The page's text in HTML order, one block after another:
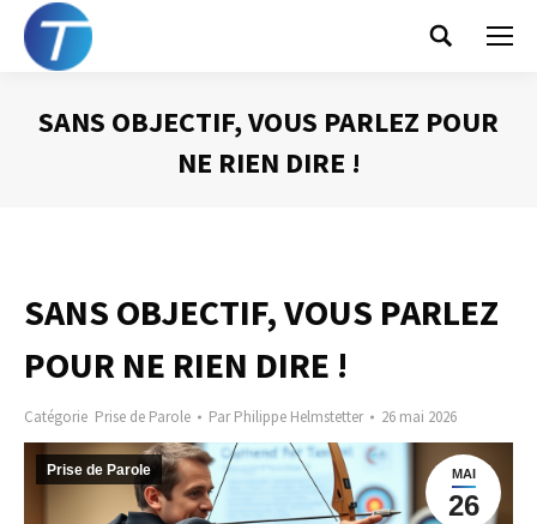
Search:
SANS OBJECTIF, VOUS PARLEZ POUR
NE RIEN DIRE !
SANS OBJECTIF, VOUS PARLEZ
POUR NE RIEN DIRE !
Catégorie Prise de Parole ParPhilippe Helmstetter 26 mai 2026
MAI
26
Prise de Parole